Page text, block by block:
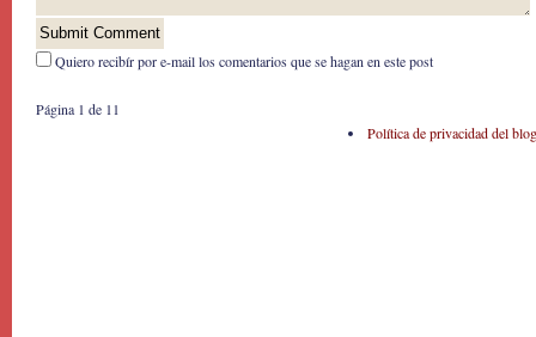
Quiero recibír por e-mail los comentarios que se hagan en este post
Página 1 de 1 1
Política de privacidad del